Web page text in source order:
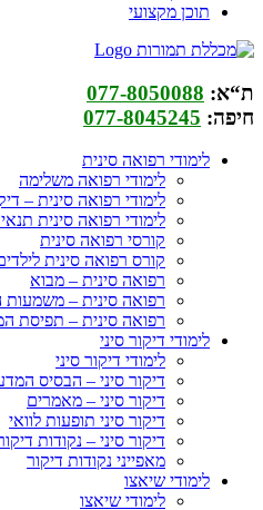
תוכן מקצועי
ת“א: 077-8050088
חיפה: 077-8045245
לימודי רפואה סינית
לימודי רפואה משלימה
לימודי רפואה סינית –
לימודי רפואה סינית
קורסי רפואה סינית
קורס רפואה סינית
רפואה סינית – מבוא
רפואה סינית – משמעות
רפואה סינית – תפיסת
לימודי דיקור סיני
לימודי דיקור סיני
דיקור סיני – הבסיס
דיקור סיני – מאמרים
דיקור סיני תופעות לוואי
דיקור סיני – נקודות
מאפייני נקודות דיקור
לימודי שיאצו
לימודי שיאצו